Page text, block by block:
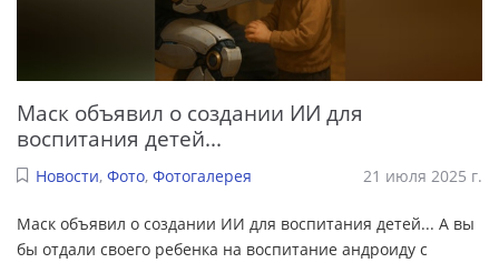
Маск объявил о создании ИИ для
воспитания детей...
Новости, Фото, Фотогалерея 21 июля 2025 г.
Маск объявил о создании ИИ для воспитания детей... А вы
бы отдали своего ребенка на воспитание андроиду с